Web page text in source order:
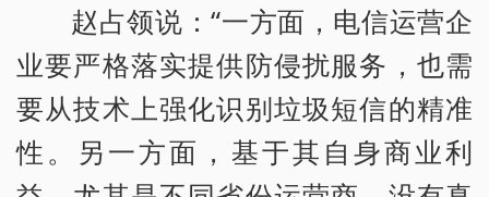
赵占领说：“一方面，电信运营企
业要严格落实提供防侵扰服务，也需
要从技术上强化识别垃圾短信的精准
性。另一方面，基于其自身商业利